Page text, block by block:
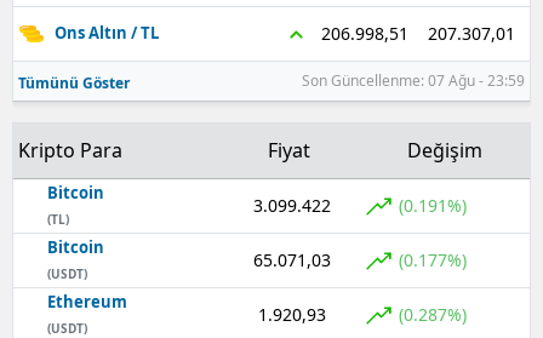
Ons Altın / TL 206.998,51 207.307,01
Tümünü Göster Son Güncellenme: 07 Ağu - 23:59
Kripto Para Fiyat Değişim
Bitcoin
(TL)
3.099.422 (0.191%)
Bitcoin
(USDT)
65.071,03 (0.177%)
Ethereum
(USDT)
1.920,93 (0.287%)